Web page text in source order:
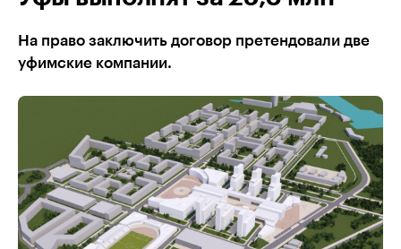
На право заключить договор претендовали две
уфимские компании.